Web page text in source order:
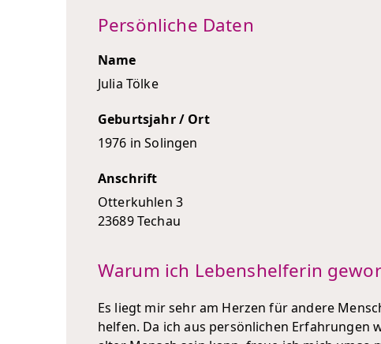
Persönliche Daten
Name
Julia Tölke
Geburtsjahr / Ort
1976 in Solingen
Anschrift
Otterkuhlen 3
23689 Techau
Warum ich Lebenshelferin
Es liegt mir sehr am Herzen für andere
helfen. Da ich aus persönlichen Erfahrungen